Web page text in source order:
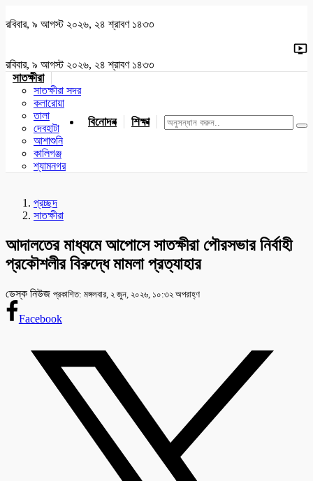
রবিবার, ৯ আগস্ট ২০২৬, ২৪ শ্রাবণ ১৪৩৩
রবিবার, ৯ আগস্ট ২০২৬, ২৪ শ্রাবণ ১৪৩৩
সাতক্ষীরা
সাতক্ষীরা সদর
কলারোয়া
তালা
দেবহাটা
আশাশুনি
কালিগঞ্জ
শ্যামনগর
বিনোদন শিক্ষা খেলাধুলা জাতীয় যশোর
প্রচ্ছদ
সাতক্ষীরা
আদালতের মাধ্যমে আপোসে সাতক্ষীরা পৌরসভার নির্বাহী
প্রকৌশলীর বিরুদ্ধে মামলা প্রত্যাহার
ডেস্ক নিউজ প্রকাশিত: মঙ্গলবার, ২ জুন, ২০২৬, ১০:৩২ অপরাহ্ণ
Facebook